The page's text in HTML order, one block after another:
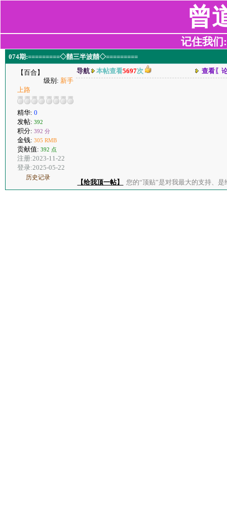
曾
记住我们
074期:=========◇囍三半波囍◇=========
【百合】
级别: 新手
上路
精华: 0
发帖: 392
积分: 392 分
金钱: 305 RMB
贡献值: 392 点
注册:2023-11-22
登录:2025-05-22
历史记录
导航 本帖查看5697次 查看〖
【给我顶一帖】 您的“顶贴”是对我最大的支持、